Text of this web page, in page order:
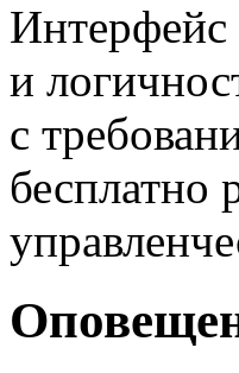
Интерфейс
и
с
бесплатно